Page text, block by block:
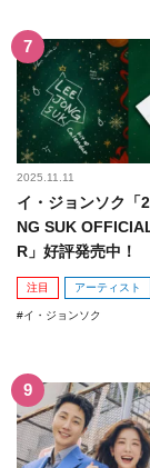
2025.11.11
イ・ジョンソク「
NG SUK
R」好評発売中！
注目 アーティスト
イ・ジョンソク